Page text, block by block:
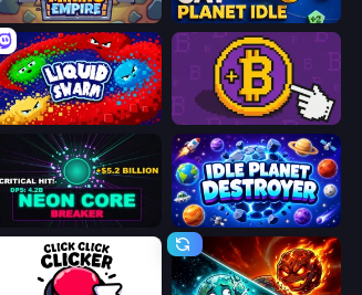
Idle Mining Empire Cat Planet Idle
Liquid Swarm Money Maker
Neon Core Breaker Idle Planet Destroyer